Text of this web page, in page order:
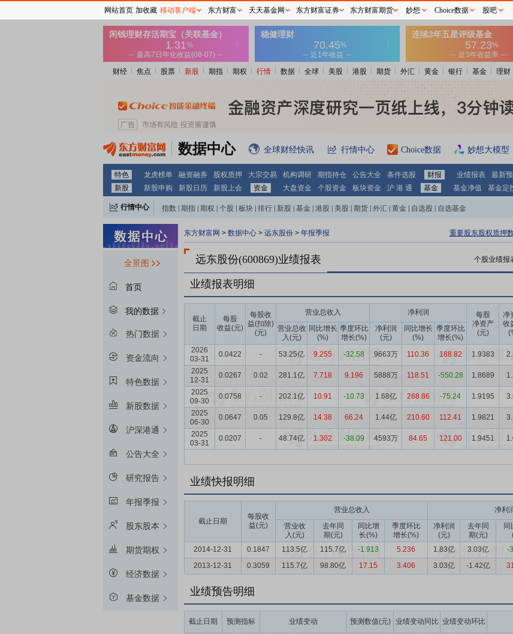
财经 焦点 股票 新股 期指 期权 行情 数据 全球 美股 港股 期货 外汇 黄金 银行 基金 理财
数据中心 全球财经快讯 行情中心 Choice数据 妙想大模型
特色 龙虎榜单 融资融券 股权质押 大宗交易 机构调研 期指持仓 公告大全 条件选股 财报 业绩报表 最新
新股
新股申购 新股日历 新股上会 资金 大盘资金 个股资金 板块资金 沪 港 通 基金 基金净值 基金定
行情中心 指数 期指 期权 个股 板块 排行 新股 基金 港股 美股 期货 外汇 黄金 自选股 自选基金
全景图
首页
我的数据
热门数据
资金流向
特色数据
新股数据
沪深港通
公告大全
研究报告
年报季报
股东股本
期货期权
经济数据
基金数据
东方财富网 > 数据中心 > 远东股份 > 年报季报 重要股东股权质押
远东股份(600869)业绩报表 个股业绩报
业绩报表明细
截止
日期
每股
收益(元)
每股收
益(扣除)
(元)
营业总收入 净利润
每股
净资产
(元)
净
收
营业总收
入(元)
同比增长
(%)
季度环比
增长(%)
净利润
(元)
同比增长
(%)
季度环比
增长(%)
2026
03-31
0.0422 - 53.25亿 9.255 -32.58 9663万 110.36 188.82 1.9383
2025
12-31
0.0267 0.02 281.1亿 7.718 9.196 5888万 118.51 -550.28 1.8689
2025
09-30
0.0758 - 202.1亿 10.91 -10.73 1.68亿 268.86 -75.24 1.9195
2025
06-30
0.0647 0.05 129.8亿 14.38 66.24 1.44亿 210.60 112.41 1.9821
2025
03-31
0.0207 - 48.74亿 1.302 -38.09 4593万 84.65 121.00 1.9451
业绩快报明细
截止日期
每股收
益(元)
营业总收入 净利
营业收
入(元)
去年同
期(元)
同比增
长(%)
季度环比
增长(%)
净利润
(元)
去年同
期(元)
同
2014-12-31
0.1847 113.5亿 115.7亿 -1.913 5.236 1.83亿 3.03亿 -
2013-12-31
0.3059 115.7亿 98.80亿 17.15 3.406 3.03亿 -1.42亿
业绩预告明细
截止日期 预测指标 业绩变动 预测数值(元) 业绩变动同比 业绩变动环比
网站首页 加收藏 移动客户端 东方财富 天天基金网 东方财富证券 东方财富期货 妙想 Choice数据 股吧